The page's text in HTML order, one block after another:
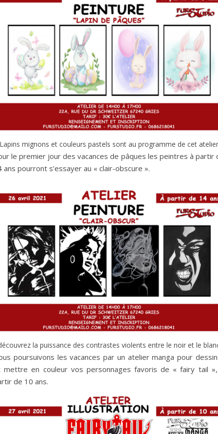
Lapins mignons et couleurs pastels sont au programme de cet atelier
le premier jour des vacances de pâques les peintres à partir
ans pourront s’essayer au « clair-obscure ».
la puissance des contrastes violents entre le noir et le
poursuivons les vacances par un atelier manga pour
mettre en couleur vos personnages favoris de « fairy tail
de 10 ans.